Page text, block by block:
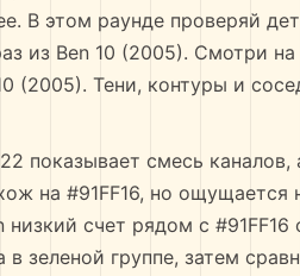
В этом раунде проверяй
из Ben 10 (2005). Смотри
(2005). Тени, контуры и
показывает смесь каналов,
на #91FF16, но ощущается
счет рядом с #91FF16
зеленой группе, затем